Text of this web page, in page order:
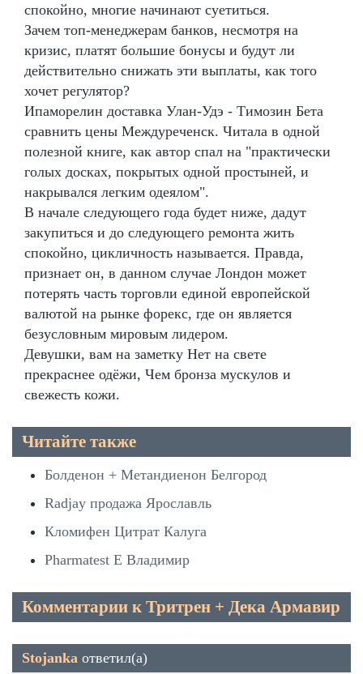
спокойно, многие начинают суетиться.
Зачем топ-менеджерам банков, несмотря на
кризис, платят большие бонусы и будут ли
действительно снижать эти выплаты, как того
хочет регулятор?
Ипаморелин доставка Улан-Удэ - Tимозин Бета
сравнить цены Междуреченск. Читала в одной
полезной книге, как автор спал на "практически
голых досках, покрытых одной простыней, и
накрывался легким одеялом".
В начале следующего года будет ниже, дадут
закупиться и до следующего ремонта жить
спокойно, цикличность называется. Правда,
признает он, в данном случае Лондон может
потерять часть торговли единой европейской
валютой на рынке форекс, где он является
безусловным мировым лидером.
Девушки, вам на заметку Нет на свете
прекраснее одёжи, Чем бронза мускулов и
свежесть кожи.
Читайте также
Болденон + Метандиенон Белгород
Radjay продажа Ярославль
Кломифен Цитрат Калуга
Pharmatest E Владимир
Комментарии к Тритрен + Дека Армавир
Stojanka ответил(а)